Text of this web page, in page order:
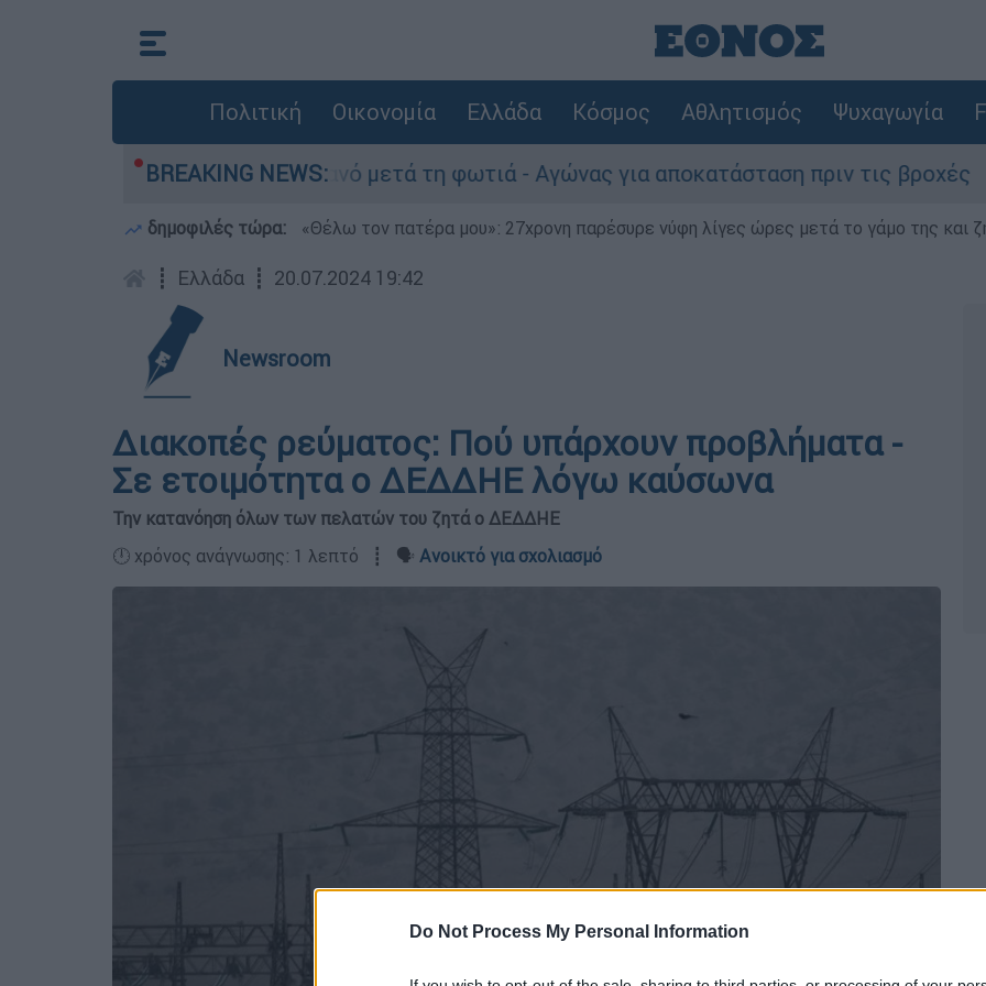
Do Not Process My Personal Information
Πολιτική Οικονομία Ελλάδα Κόσμος Αθλητισμός Ψυχαγωγία
BREAKING NEWS:
στο Πόρτο Γερμανό μετά τη φωτιά - Αγώνας για αποκατάσταση πριν τις βροχές
δημοφιλές τώρα: «Θέλω τον πατέρα μου»: 27χρονη παρέσυρε νύφη λίγες ώρες μετά το γάμο της και
┋ Ελλάδα ┋ 20.07.2024 19:42
Newsroom
Διακοπές ρεύματος: Πού υπάρχουν προβλήματα -
Σε ετοιμότητα ο ΔΕΔΔΗΕ λόγω καύσωνα
Την κατανόηση όλων των πελατών του ζητά ο ΔΕΔΔΗΕ
🕛 χρόνος ανάγνωσης: 1 λεπτό ┋ 🗣️ Ανοικτό για σχολιασμό